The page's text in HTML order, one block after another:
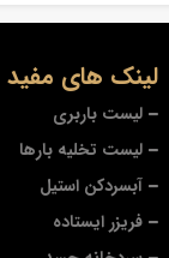
لینک های مفید
لیست باربری
لیست تخلیه بارها
آبسردکن استیل
فریزر ایستاده